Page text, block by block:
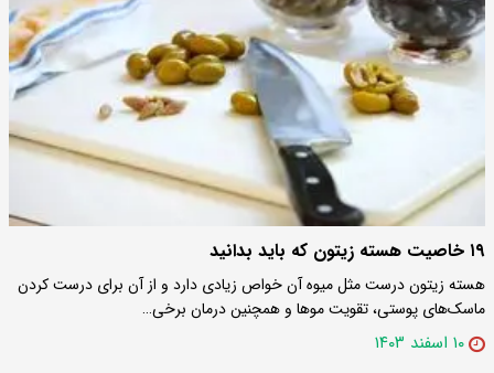
۱۹ خاصیت هسته زیتون که باید بدانید
هسته زیتون درست مثل میوه آن خواص زیادی دارد و از آن برای درست کردن
ماسک‌های پوستی، تقویت موها و همچنین درمان برخی…
۱۰ اسفند ۱۴۰۳